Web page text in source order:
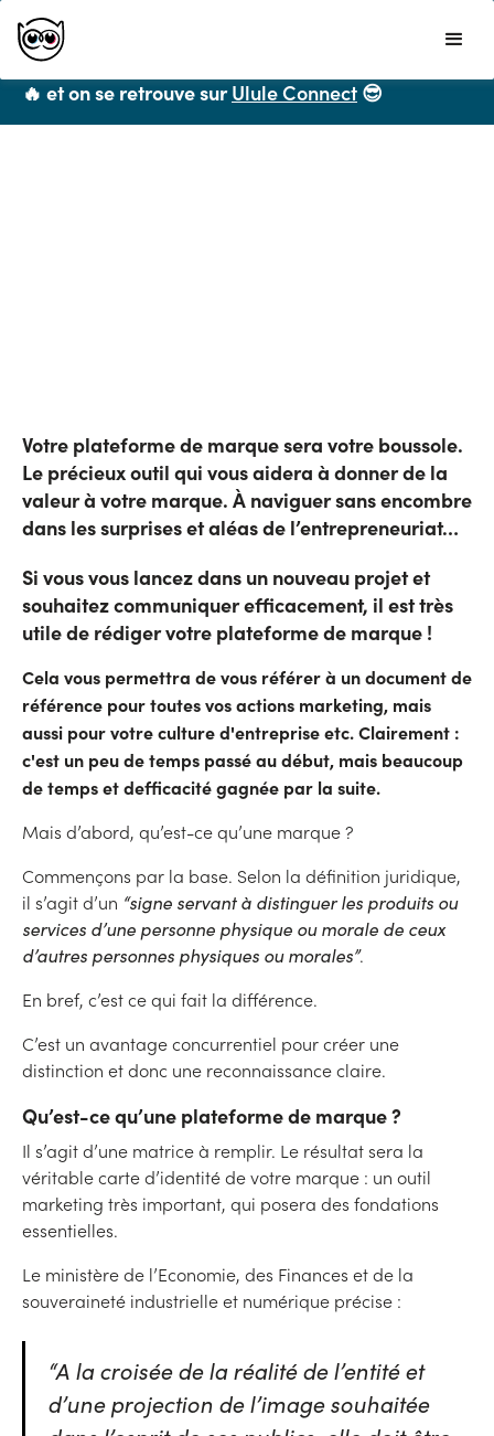
Ulule ne propose plus de formations CPF mais
vous recommande chaleureusement
🔥 et on se retrouve surUlule Connect 😎
Toutes les ressources
Votre plateforme de marque sera votre boussole.
Le précieux outil qui vous aidera à donner de la
valeur à votre marque. À naviguer sans encombre
dans les surprises et aléas de l’entrepreneuriat…
Si vous vous lancez dans un nouveau projet et
souhaitez communiquer efficacement, il est très
utile de rédiger votre plateforme de marque !
Cela vous permettra de vous référer à un document de
référence pour toutes vos actions marketing, mais
aussi pour votre culture d'entreprise etc. Clairement :
c'est un peu de temps passé au début, mais beaucoup
de temps et defficacité gagnée par la suite.
Mais d’abord, qu’est-ce qu’une marque ?
Commençons par la base. Selon la définition juridique,
il s’agit d’un “signe servant à distinguer les produits ou
services d’une personne physique ou morale de ceux
d’autres personnes physiques ou morales”.
En bref, c’est ce qui fait la différence.
C’est un avantage concurrentiel pour créer une
distinction et donc une reconnaissance claire.
Qu’est-ce qu’une plateforme de marque ?
Il s’agit d’une matrice à remplir. Le résultat sera la
véritable carte d’identité de votre marque : un outil
marketing très important, qui posera des fondations
essentielles.
Le ministère de l’Economie, des Finances et de la
souveraineté industrielle et numérique précise :
“A la croisée de la réalité de l’entité et
d’une projection de l’image souhaitée